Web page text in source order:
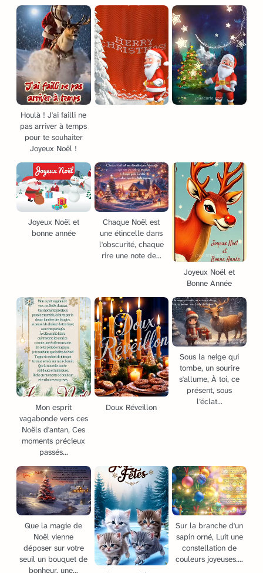
Houlà ! J'ai failli ne
pas arriver à temps
pour te souhaiter
Joyeux Noël !
Joyeux Noël et
bonne année
Chaque Noël est
une étincelle dans
l'obscurité, chaque
rire une note de...
Joyeux Noël et
Bonne Année
Mon esprit
vagabonde vers ces
Noëls d'antan, Ces
moments précieux
passés...
Doux Réveillon
Sous la neige qui
tombe, un sourire
s'allume, À toi, ce
présent, sous
l’éclat...
Que la magie de
Noël vienne
déposer sur votre
seuil un bouquet de
bonheur, une...
Sur la branche d'un
sapin orné, Luit une
constellation de
couleurs joyeuses....